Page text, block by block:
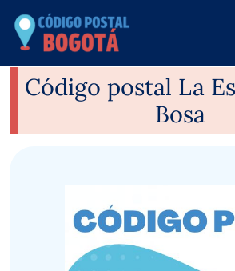
contenido
Código postal La
Bosa